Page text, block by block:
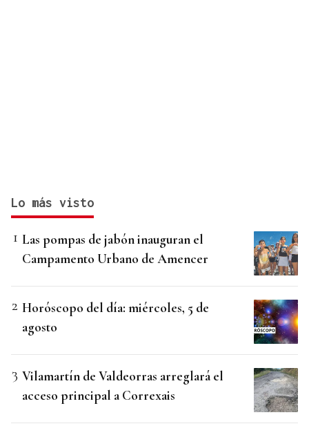
Lo más visto
Las pompas de jabón inauguran el
Campamento Urbano de Amencer
Horóscopo del día: miércoles, 5 de
agosto
Vilamartín de Valdeorras arreglará el
acceso principal a Correxais